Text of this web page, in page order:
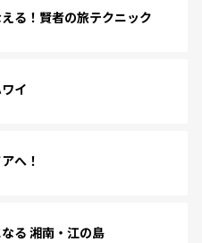
る！賢者の旅テクニック
イ
へ！
る 湘南・江の島